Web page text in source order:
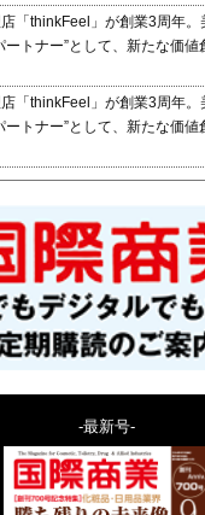
「thinkFeel」が創業3周年。
ートナー”として、新たな価値
「thinkFeel」が創業3周年。
ートナー”として、新たな価値
-最新号-